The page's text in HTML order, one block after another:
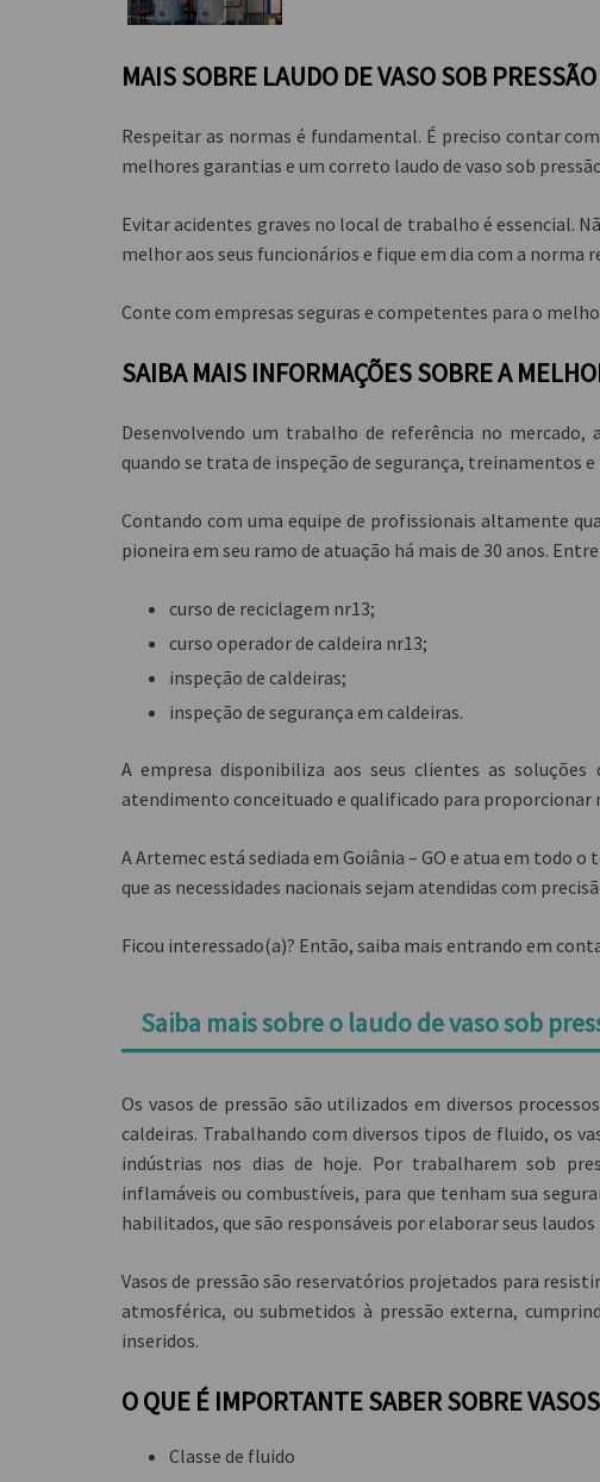
MAIS SOBRE LAUDO DE VASO SOB PRESSÃO
Respeitar as normas é fundamental. É preciso contar
melhores garantias e um correto laudo de vaso sob
Evitar acidentes graves no local de trabalho é essencial.
melhor aos seus funcionários e fique em dia com a norma
Conte com empresas seguras e competentes para o
SAIBA MAIS INFORMAÇÕES SOBRE A
Desenvolvendo um trabalho de referência no mercado,
quando se trata de inspeção de segurança, treinamentos e
Contando com uma equipe de profissionais altamente
pioneira em seu ramo de atuação há mais de 30 anos.
curso de reciclagem nr13;
curso operador de caldeira nr13;
inspeção de caldeiras;
inspeção de segurança em caldeiras.
A empresa disponibiliza aos seus clientes as
atendimento conceituado e qualificado para proporcionar
A Artemec está sediada em Goiânia – GO e atua em
que as necessidades nacionais sejam atendidas com
Ficou interessado(a)? Então, saiba mais entrando em
Saiba mais sobre o laudo de vaso sob
Os vasos de pressão são utilizados em diversos
caldeiras. Trabalhando com diversos tipos de fluido, os
indústrias nos dias de hoje. Por trabalharem sob
inflamáveis ou combustíveis, para que tenham sua
habilitados, que são responsáveis por elaborar seus
Vasos de pressão são reservatórios projetados para
atmosférica, ou submetidos à pressão externa,
inseridos.
O QUE É IMPORTANTE SABER SOBRE
Classe de fluido